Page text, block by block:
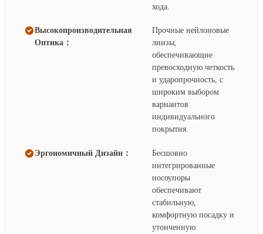
хода.
Высокопроизводительная
Оптика：
Прочные нейлоновые
линзы,
обеспечивающие
превосходную четкость
и ударопрочность, с
широким выбором
вариантов
индивидуального
покрытия.
Эргономичный Дизайн：
Бесшовно
интегрированные
носоупоры
обеспечивают
стабильную,
комфортную посадку и
утонченную